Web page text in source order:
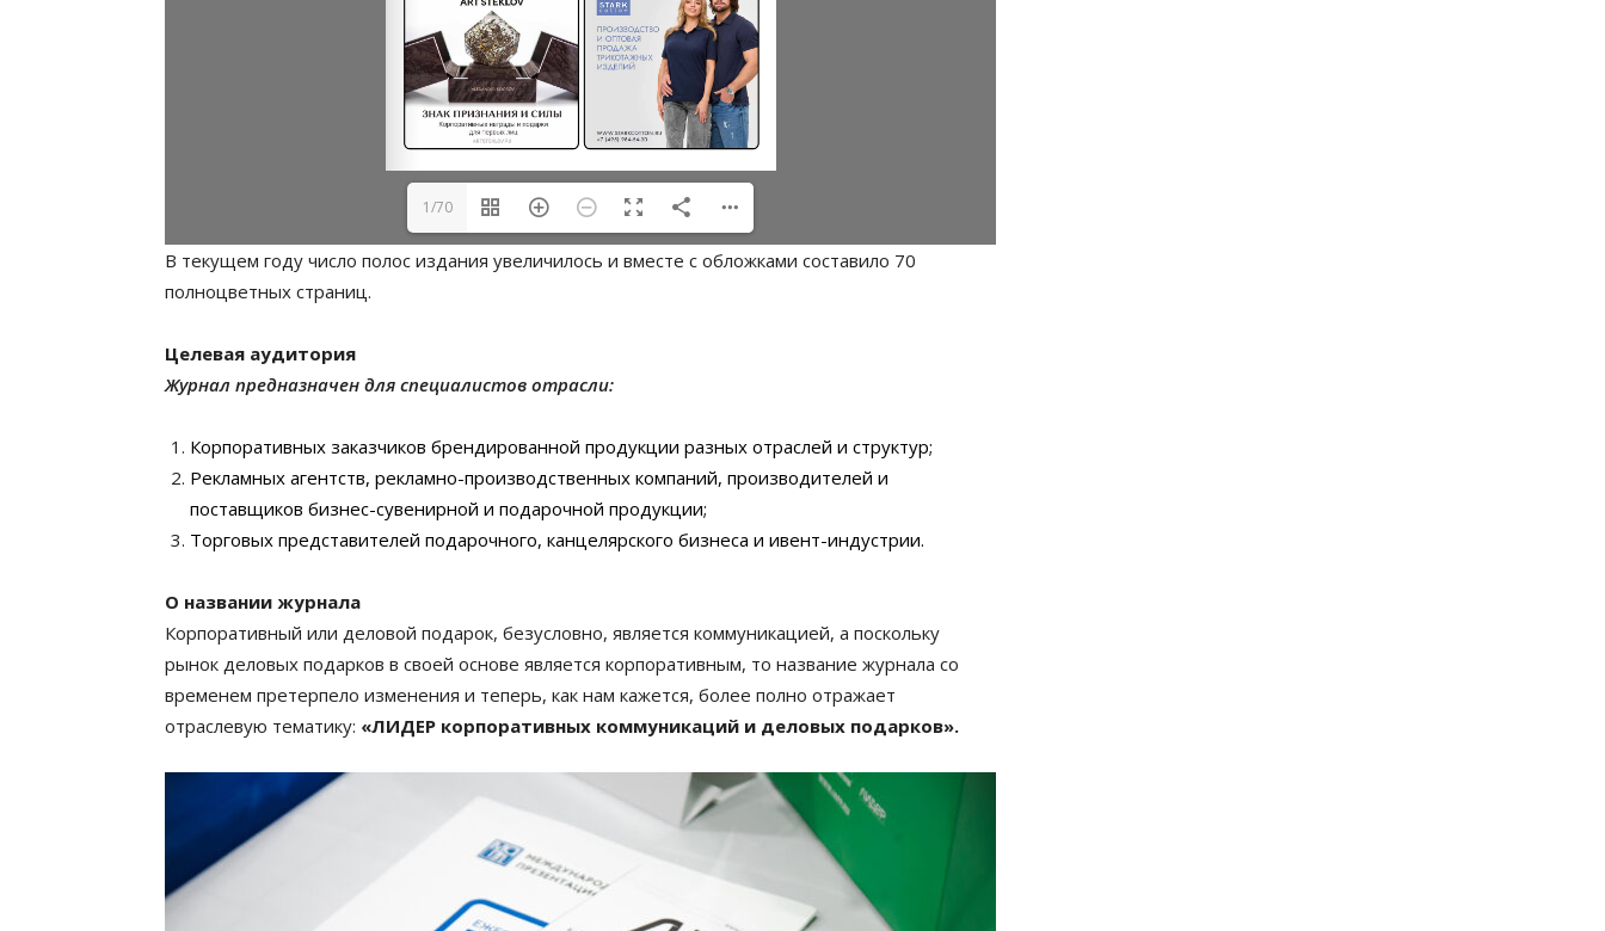
1/70
В текущем году число полос издания увеличилось и вместе с обложками составило 70
полноцветных страниц.
Целевая аудитория
Журнал предназначен для специалистов отрасли:
Корпоративных заказчиков брендированной продукции разных отраслей и структур;
Рекламных агентств, рекламно-производственных компаний, производителей и
поставщиков бизнес-сувенирной и подарочной продукции;
Торговых представителей подарочного, канцелярского бизнеса и ивент-индустрии.
О названии журнала
Корпоративный или деловой подарок, безусловно, является коммуникацией, а поскольку
рынок деловых подарков в своей основе является корпоративным, то название журнала со
временем претерпело изменения и теперь, как нам кажется, более полно отражает
отраслевую тематику: «ЛИДЕР корпоративных коммуникаций и деловых подарков».